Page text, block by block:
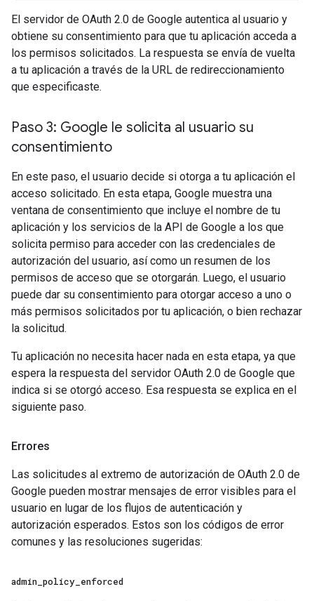
El servidor de OAuth 2.0 de Google autentica al usuario y
obtiene su consentimiento para que tu aplicación acceda a
los permisos solicitados. La respuesta se envía de vuelta
a tu aplicación a través de la URL de redireccionamiento
que especificaste.
Paso 3: Google le solicita al usuario su
consentimiento
En este paso, el usuario decide si otorga a tu aplicación el
acceso solicitado. En esta etapa, Google muestra una
ventana de consentimiento que incluye el nombre de tu
aplicación y los servicios de la API de Google a los que
solicita permiso para acceder con las credenciales de
autorización del usuario, así como un resumen de los
permisos de acceso que se otorgarán. Luego, el usuario
puede dar su consentimiento para otorgar acceso a uno o
más permisos solicitados por tu aplicación, o bien rechazar
la solicitud.
Tu aplicación no necesita hacer nada en esta etapa, ya que
espera la respuesta del servidor OAuth 2.0 de Google que
indica si se otorgó acceso. Esa respuesta se explica en el
siguiente paso.
Errores
Las solicitudes al extremo de autorización de OAuth 2.0 de
Google pueden mostrar mensajes de error visibles para el
usuario en lugar de los flujos de autenticación y
autorización esperados. Estos son los códigos de error
comunes y las resoluciones sugeridas:
admin policy enforced